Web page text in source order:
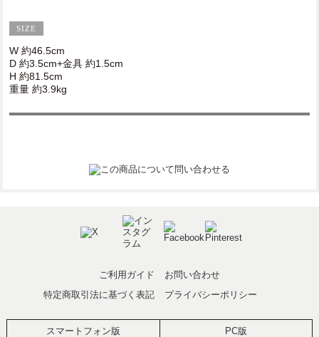
W 約46.5cm
D 約3.5cm+金具 約1.5cm
H 約81.5cm
重量 約3.9kg
ご利用ガイド
お問い合わせ
特定商取引法に基づく表記
プライバシーポリシー
スマートフォン版 PC版